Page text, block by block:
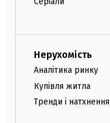
Нерухомість
Аналітика ринку
Купівля житла
Тренди і натхнення